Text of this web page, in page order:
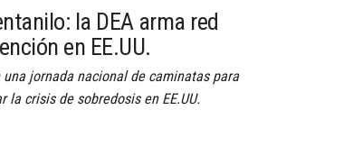
la DEA arma red
en EE.UU.
jornada nacional de caminatas para
crisis de sobredosis en EE.UU.